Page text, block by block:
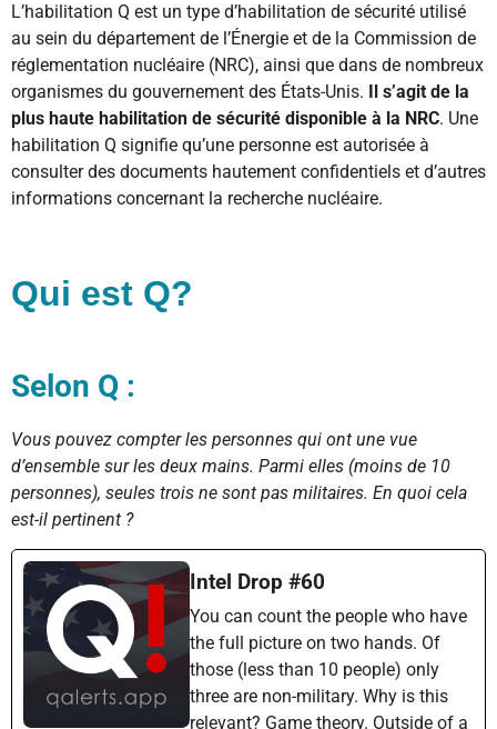
L’habilitation Q est un type d’habilitation de sécurité utilisé
au sein du département de l’Énergie et de la Commission de
réglementation nucléaire (NRC), ainsi que dans de nombreux
organismes du gouvernement des États-Unis. Il s’agit de la
plus haute habilitation de sécurité disponible à la NRC. Une
habilitation Q signifie qu’une personne est autorisée à
consulter des documents hautement confidentiels et d’autres
informations concernant la recherche nucléaire.
Qui est Q?
Selon Q :
Vous pouvez compter les personnes qui ont une vue
d’ensemble sur les deux mains. Parmi elles (moins de 10
personnes), seules trois ne sont pas militaires. En quoi cela
est-il pertinent ?
Intel Drop #60
You can count the people who have
the full picture on two hands. Of
those (less than 10 people) only
three are non-military. Why is this
relevant? Game theory. Outside of a